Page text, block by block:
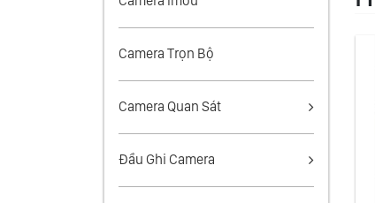
Camera Trọn Bộ
Camera Quan Sát
Đầu Ghi Camera